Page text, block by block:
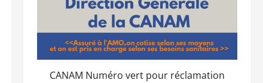
CANAM Numéro vert pour réclamation